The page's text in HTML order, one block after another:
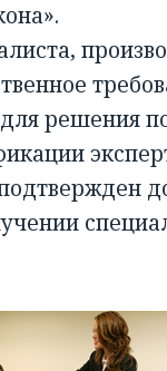
решения